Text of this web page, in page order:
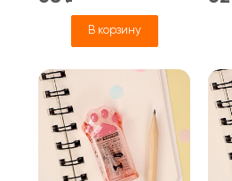
В корзину